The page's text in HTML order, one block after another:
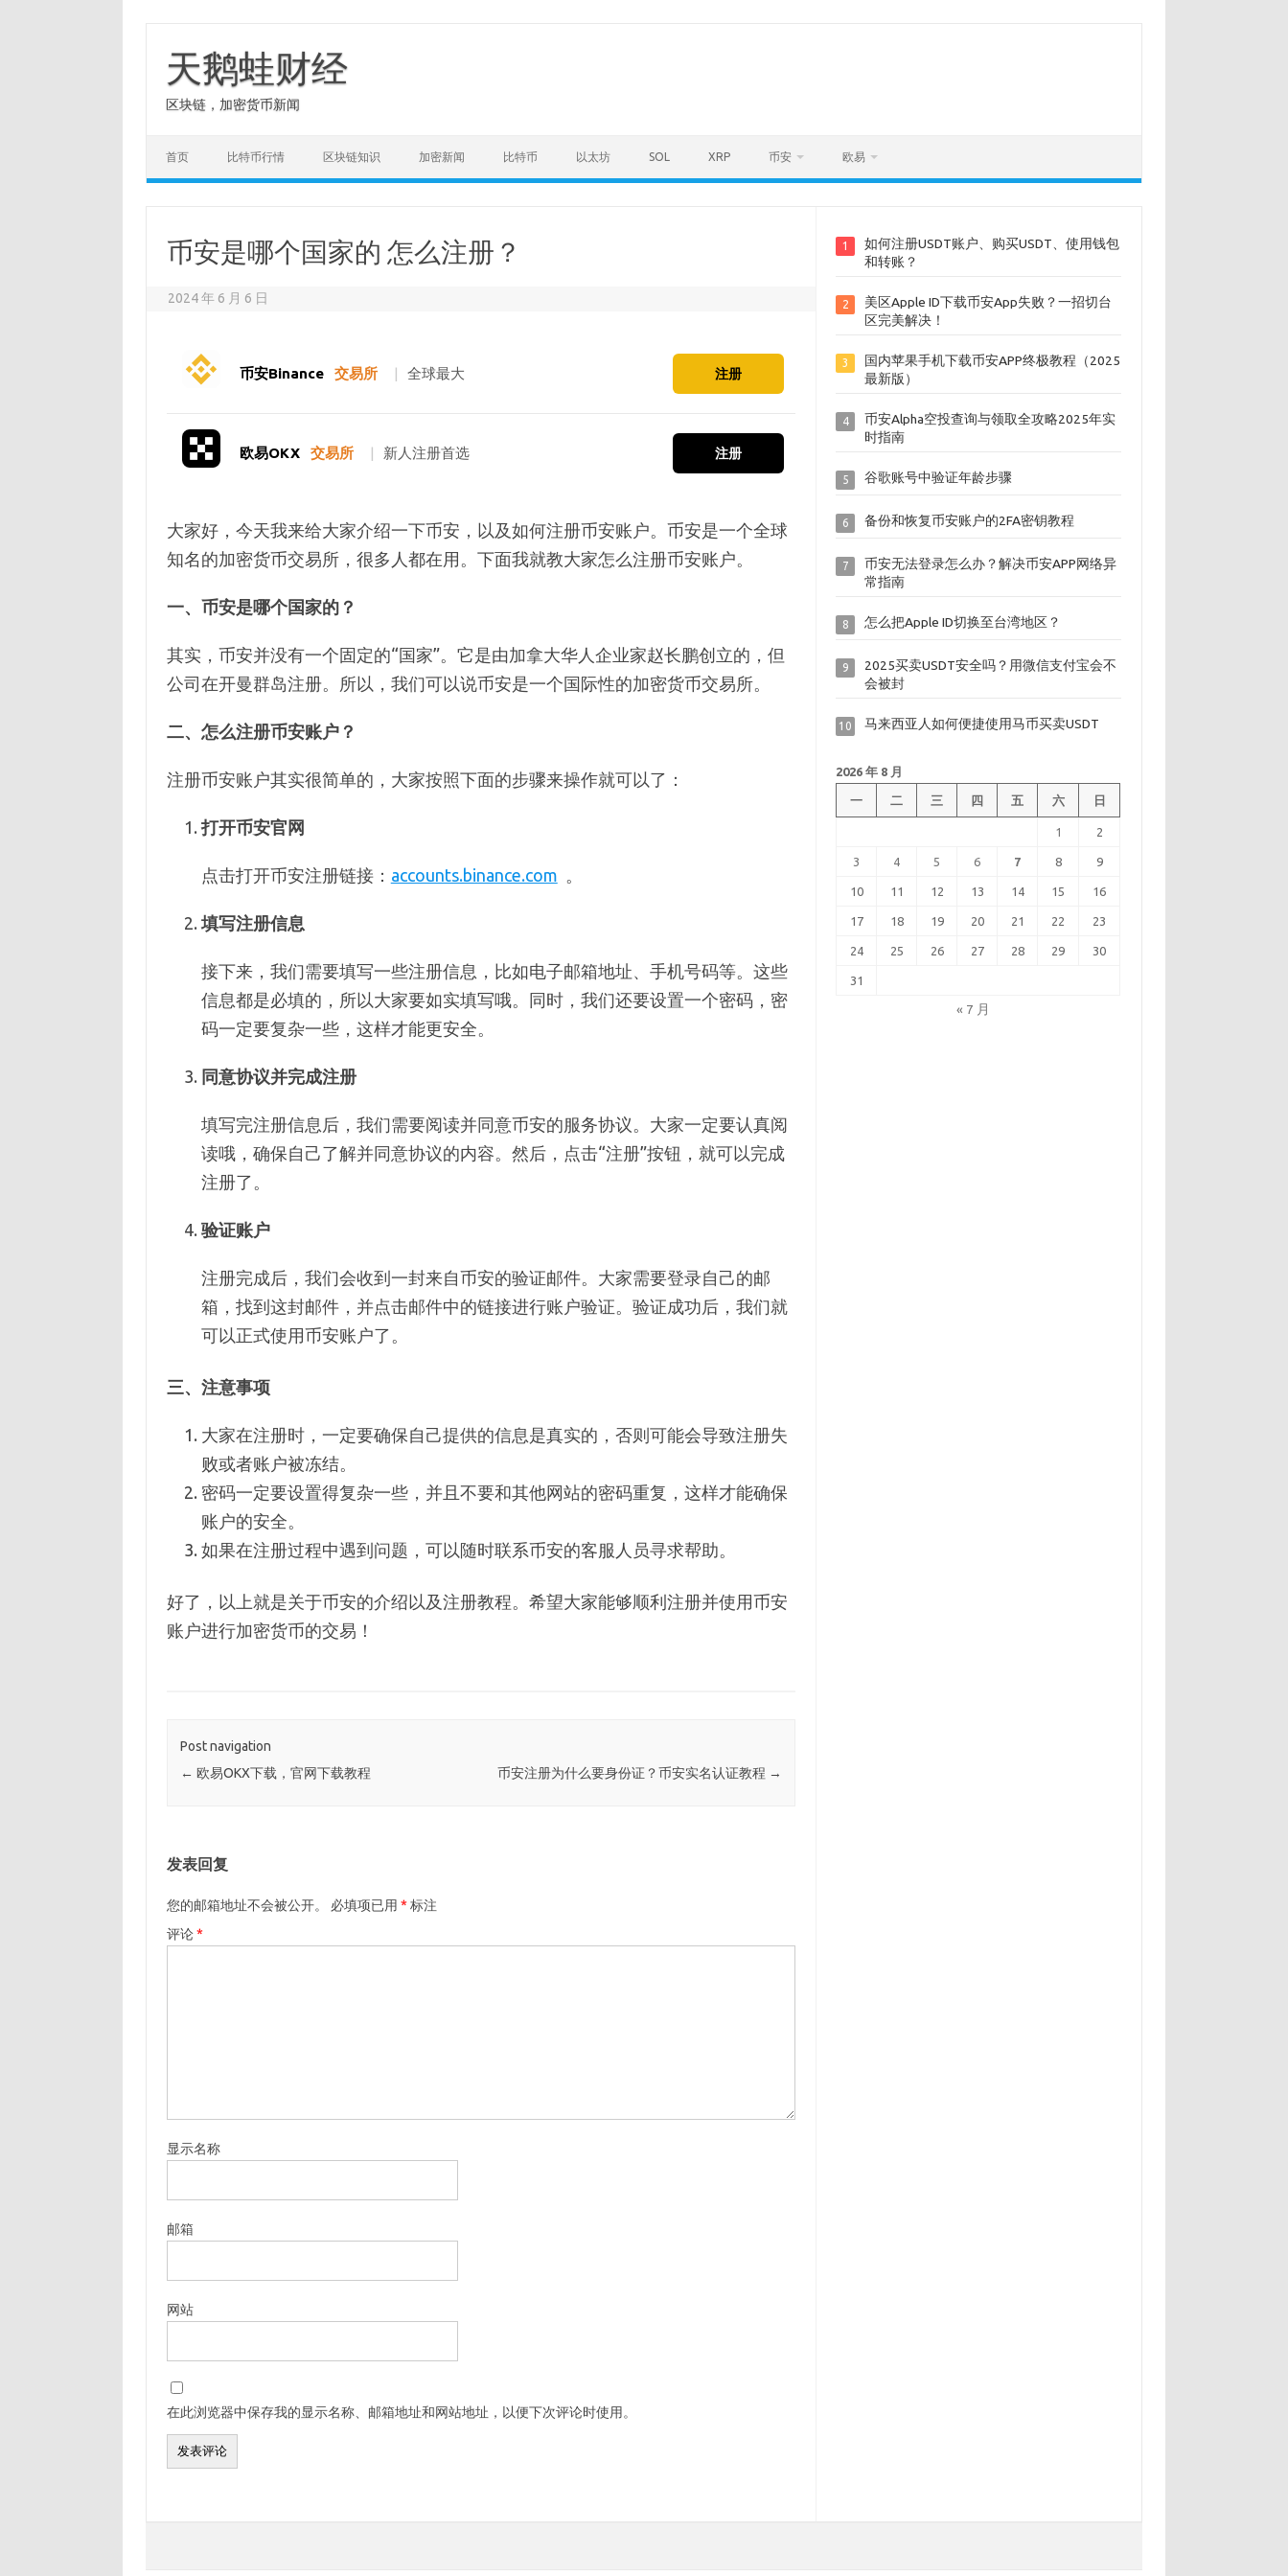
content
天鹅蛙财经
区块链，加密货币新闻
首页 比特币行情 区块链知识 加密新闻 比特币 以太坊 SOL XRP 币安 欧易
币安是哪个国家的 怎么注册？
2024 年 6 月 6 日
币安Binance 交易所 | 全球最大 注册
欧易OKX 交易所 | 新人注册首选 注册
大家好，今天我来给大家介绍一下币安，以及如何注册币安账户。币安是一个全球
知名的加密货币交易所，很多人都在用。下面我就教大家怎么注册币安账户。
一、币安是哪个国家的？
其实，币安并没有一个固定的“国家”。它是由加拿大华人企业家赵长鹏创立的，但
公司在开曼群岛注册。所以，我们可以说币安是一个国际性的加密货币交易所。
二、怎么注册币安账户？
注册币安账户其实很简单的，大家按照下面的步骤来操作就可以了：
打开币安官网
点击打开币安注册链接： accounts.binance.com 。
填写注册信息
接下来，我们需要填写一些注册信息，比如电子邮箱地址、手机号码等。这些
信息都是必填的，所以大家要如实填写哦。同时，我们还要设置一个密码，密
码一定要复杂一些，这样才能更安全。
同意协议并完成注册
填写完注册信息后，我们需要阅读并同意币安的服务协议。大家一定要认真阅
读哦，确保自己了解并同意协议的内容。然后，点击“注册”按钮，就可以完成
注册了。
验证账户
注册完成后，我们会收到一封来自币安的验证邮件。大家需要登录自己的邮
箱，找到这封邮件，并点击邮件中的链接进行账户验证。验证成功后，我们就
可以正式使用币安账户了。
三、注意事项
大家在注册时，一定要确保自己提供的信息是真实的，否则可能会导致注册失
败或者账户被冻结。
密码一定要设置得复杂一些，并且不要和其他网站的密码重复，这样才能确保
账户的安全。
如果在注册过程中遇到问题，可以随时联系币安的客服人员寻求帮助。
好了，以上就是关于币安的介绍以及注册教程。希望大家能够顺利注册并使用币安
账户进行加密货币的交易！
Post navigation
← 欧易OKX下载，官网下载教程 币安注册为什么要身份证？币安实名认证教程 →
发表回复
您的邮箱地址不会被公开。 必填项已用 * 标注
评论*
显示名称
邮箱
网站
在此浏览器中保存我的显示名称、邮箱地址和网站地址，以便下次评论时使用。
1
如何注册USDT账户、购买USDT、使用钱包
和转账？
2
美区Apple ID下载币安App失败？一招切台
区完美解决！
3
国内苹果手机下载币安APP终极教程（2025
最新版）
4
币安Alpha空投查询与领取全攻略2025年实
时指南
5 谷歌账号中验证年龄步骤
6 备份和恢复币安账户的2FA密钥教程
7
币安无法登录怎么办？解决币安APP网络异
常指南
8 怎么把Apple ID切换至台湾地区？
9
2025买卖USDT安全吗？用微信支付宝会不
会被封
10 马来西亚人如何便捷使用马币买卖USDT
2026 年 8 月
一 二 三 四 五 六 日
1 2
3 4 5 6 7 8 9
10 11 12 13 14 15 16
17 18 19 20 21 22 23
24 25 26 27 28 29 30
31
« 7 月